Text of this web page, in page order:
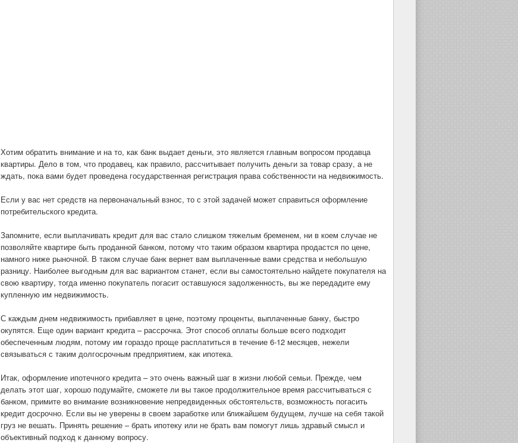
Хотим обратить внимание и на то, как банк выдает деньги, это является главным вопросом продавца
квартиры. Дело в том, что продавец, как правило, рассчитывает получить деньги за товар сразу, а не
ждать, пока вами будет проведена государственная регистрация права собственности на недвижимость.
Если у вас нет средств на первоначальный взнос, то с этой задачей может справиться оформление
потребительского кредита.
Запомните, если выплачивать кредит для вас стало слишком тяжелым бременем, ни в коем случае не
позволяйте квартире быть проданной банком, потому что таким образом квартира продастся по цене,
намного ниже рыночной. В таком случае банк вернет вам выплаченные вами средства и небольшую
разницу. Наиболее выгодным для вас вариантом станет, если вы самостоятельно найдете покупателя на
свою квартиру, тогда именно покупатель погасит оставшуюся задолженность, вы же передадите ему
купленную им недвижимость.
С каждым днем недвижимость прибавляет в цене, поэтому проценты, выплаченные банку, быстро
окупятся. Еще один вариант кредита – рассрочка. Этот способ оплаты больше всего подходит
обеспеченным людям, потому им гораздо проще расплатиться в течение 6-12 месяцев, нежели
связываться с таким долгосрочным предприятием, как ипотека.
Итак, оформление ипотечного кредита – это очень важный шаг в жизни любой семьи. Прежде, чем
делать этот шаг, хорошо подумайте, сможете ли вы такое продолжительное время рассчитываться с
банком, примите во внимание возникновение непредвиденных обстоятельств, возможность погасить
кредит досрочно. Если вы не уверены в своем заработке или ближайшем будущем, лучше на себя такой
груз не вешать. Принять решение – брать ипотеку или не брать вам помогут лишь здравый смысл и
объективный подход к данному вопросу.